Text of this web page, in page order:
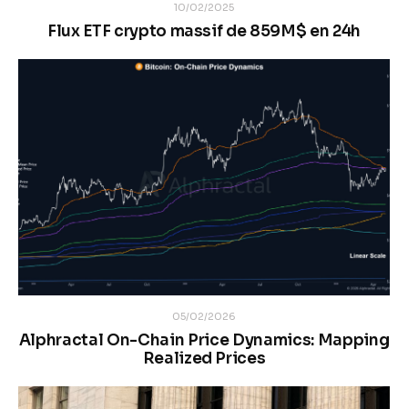
10/02/2025
Flux ETF crypto massif de 859M$ en 24h
05/02/2026
Alphractal On-Chain Price Dynamics: Mapping
Realized Prices